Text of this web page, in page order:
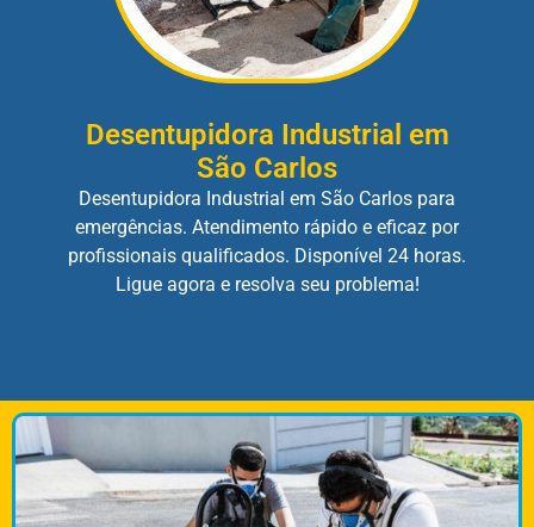
Desentupidora Industrial em
São Carlos
Desentupidora Industrial em São Carlos para
emergências. Atendimento rápido e eficaz por
profissionais qualificados. Disponível 24 horas.
Ligue agora e resolva seu problema!